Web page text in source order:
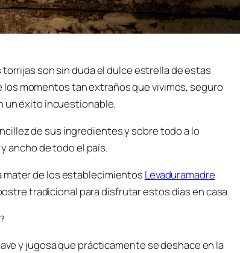
torrijas son sin duda el dulce estrella de estas
los momentos tan extraños que vivimos, seguro
un éxito incuestionable.
de sus ingredientes y sobre todo a lo
ancho de todo el país.
mater de los establecimientos Levaduramadre
tradicional para disfrutar estos días en casa.
y jugosa que prácticamente se deshace en la